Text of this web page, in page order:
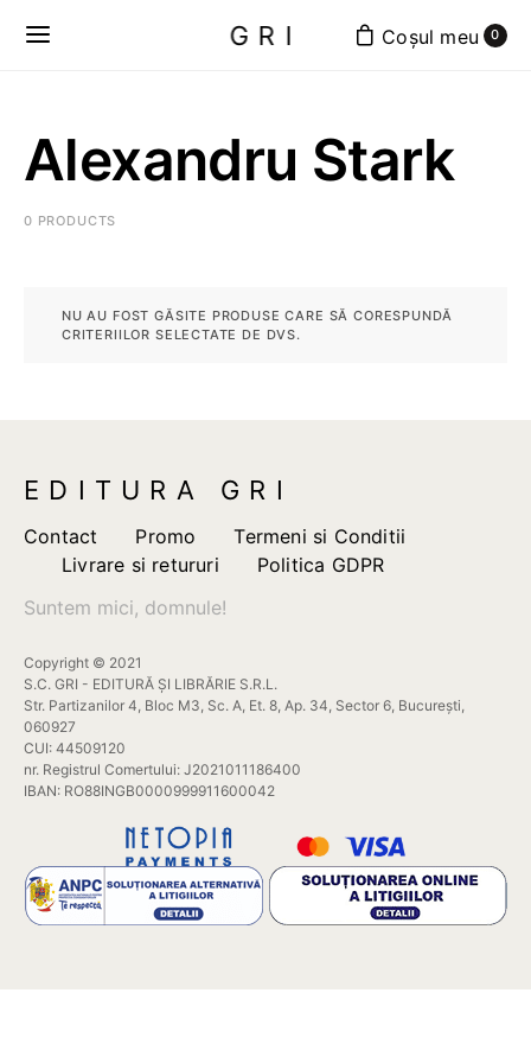
GRI 0
Alexandru Stark
0 PRODUCTS
NU AU FOST GĂSITE PRODUSE CARE SĂ CORESPUNDĂ
CRITERIILOR SELECTATE DE DVS.
EDITURA GRI
Contact Promo
Termeni si Conditii
Livrare si retururi
Politica GDPR
Suntem mici, domnule!
Copyright © 2021
S.C. GRI - EDITURĂ ȘI LIBRĂRIE S.R.L.
Str. Partizanilor 4, Bloc M3, Sc. A, Et. 8, Ap. 34, Sector 6, București,
060927
CUI: 44509120
nr. Registrul Comertului: J2021011186400
IBAN: RO88INGB0000999911600042